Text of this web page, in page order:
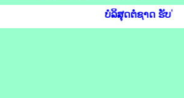
ບໍລິສຸດຕໍ່ຊາດ ຮັບໃຊ້